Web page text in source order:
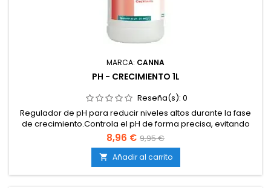
MARCA: CANNA
PH - CRECIMIENTO 1L
Reseña(s): 0
Regulador de pH para reducir niveles altos durante la fase
de crecimiento.Controla el pH de forma precisa, evitando
bloqueos nutricionales.Compatible con cultivos en tierra,
coco e hidroponía.Asegura una absorción óptima de
nutrientes en la fase vegetativa.Favorece raíces sanas, tallos
fuertes y hojas verdes y vigorosas.Producto...
8,96 € 9,95 €
 Añadir al carrito